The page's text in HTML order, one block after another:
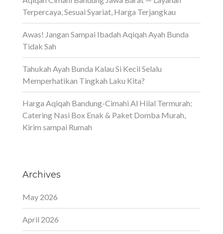
Terpercaya, Sesuai Syariat, Harga Terjangkau
Awas! Jangan Sampai Ibadah Aqiqah Ayah Bunda
Tidak Sah
Tahukah Ayah Bunda Kalau Si Kecil Selalu
Memperhatikan Tingkah Laku Kita?
Harga Aqiqah Bandung-Cimahi Al Hilal Termurah:
Catering Nasi Box Enak & Paket Domba Murah,
Kirim sampai Rumah
Archives
May 2026
April 2026